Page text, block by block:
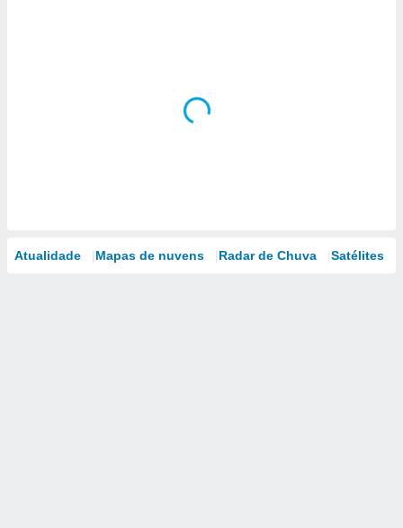
Atualidade Mapas de nuvens Radar de Chuva Satélites